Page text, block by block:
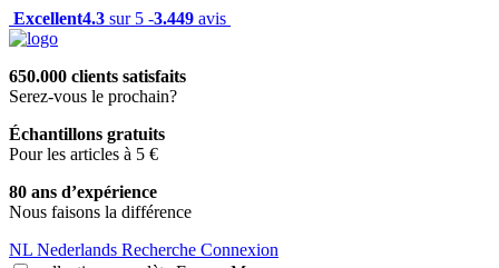
Excellent4.3 sur 5 -3.449 avis
650.000 clients satisfaits
Serez-vous le prochain?
Échantillons gratuits
Pour les articles à 5 €
80 ans d’expérience
Nous faisons la différence
NL Nederlands Recherche Connexion